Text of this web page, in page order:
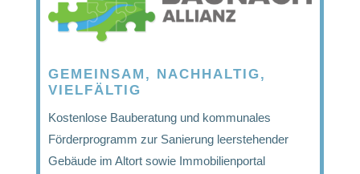
GEMEINSAM, NACHHALTIG,
VIELFÄLTIG
Kostenlose Bauberatung und kommunales
Förderprogramm zur Sanierung leerstehender
Gebäude im Altort sowie Immobilienportal